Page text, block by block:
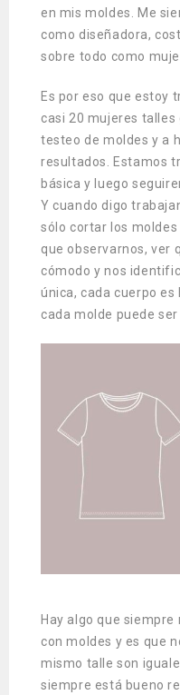
en mis moldes. Me
como diseñadora,
sobre todo como
Es por eso que estoy
casi 20 mujeres talles
testeo de moldes y a
resultados. Estamos
básica y luego
Y cuando digo
sólo cortar los
que observarnos, ver
cómodo y nos
única, cada cuerpo
cada molde puede
Hay algo que
con moldes y es que
mismo talle son
siempre está bueno